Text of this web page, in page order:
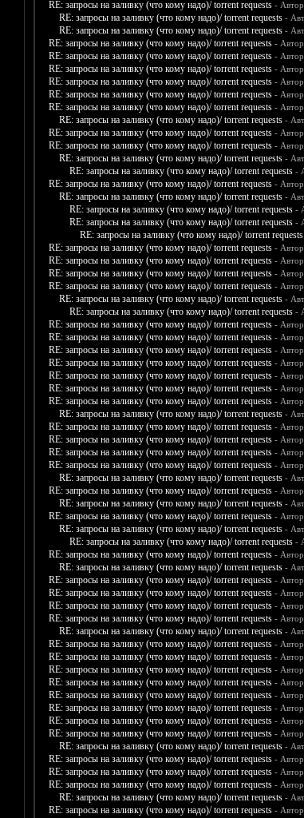
RE: запросы на заливку (что кому надо)/ torrent requests -
RE: запросы на заливку (что кому надо)/ torrent requests -
RE: запросы на заливку (что кому надо)/ torrent requests -
RE: запросы на заливку (что кому надо)/ torrent requests -
RE: запросы на заливку (что кому надо)/ torrent requests -
RE: запросы на заливку (что кому надо)/ torrent requests -
RE: запросы на заливку (что кому надо)/ torrent requests -
RE: запросы на заливку (что кому надо)/ torrent requests -
RE: запросы на заливку (что кому надо)/ torrent requests -
RE: запросы на заливку (что кому надо)/ torrent requests -
RE: запросы на заливку (что кому надо)/ torrent requests -
RE: запросы на заливку (что кому надо)/ torrent requests -
RE: запросы на заливку (что кому надо)/ torrent requests -
RE: запросы на заливку (что кому надо)/ torrent requests -
RE: запросы на заливку (что кому надо)/ torrent requests -
RE: запросы на заливку (что кому надо)/ torrent requests -
RE: запросы на заливку (что кому надо)/ torrent requests -
RE: запросы на заливку (что кому надо)/ torrent requests -
RE: запросы на заливку (что кому надо)/ torrent requests
RE: запросы на заливку (что кому надо)/ torrent requests -
RE: запросы на заливку (что кому надо)/ torrent requests -
RE: запросы на заливку (что кому надо)/ torrent requests -
RE: запросы на заливку (что кому надо)/ torrent requests -
RE: запросы на заливку (что кому надо)/ torrent requests -
RE: запросы на заливку (что кому надо)/ torrent requests -
RE: запросы на заливку (что кому надо)/ torrent requests -
RE: запросы на заливку (что кому надо)/ torrent requests -
RE: запросы на заливку (что кому надо)/ torrent requests -
RE: запросы на заливку (что кому надо)/ torrent requests -
RE: запросы на заливку (что кому надо)/ torrent requests -
RE: запросы на заливку (что кому надо)/ torrent requests -
RE: запросы на заливку (что кому надо)/ torrent requests -
RE: запросы на заливку (что кому надо)/ torrent requests -
RE: запросы на заливку (что кому надо)/ torrent requests -
RE: запросы на заливку (что кому надо)/ torrent requests -
RE: запросы на заливку (что кому надо)/ torrent requests -
RE: запросы на заливку (что кому надо)/ torrent requests -
RE: запросы на заливку (что кому надо)/ torrent requests -
RE: запросы на заливку (что кому надо)/ torrent requests -
RE: запросы на заливку (что кому надо)/ torrent requests -
RE: запросы на заливку (что кому надо)/ torrent requests -
RE: запросы на заливку (что кому надо)/ torrent requests -
RE: запросы на заливку (что кому надо)/ torrent requests -
RE: запросы на заливку (что кому надо)/ torrent requests -
RE: запросы на заливку (что кому надо)/ torrent requests -
RE: запросы на заливку (что кому надо)/ torrent requests -
RE: запросы на заливку (что кому надо)/ torrent requests -
RE: запросы на заливку (что кому надо)/ torrent requests -
RE: запросы на заливку (что кому надо)/ torrent requests -
RE: запросы на заливку (что кому надо)/ torrent requests -
RE: запросы на заливку (что кому надо)/ torrent requests -
RE: запросы на заливку (что кому надо)/ torrent requests -
RE: запросы на заливку (что кому надо)/ torrent requests -
RE: запросы на заливку (что кому надо)/ torrent requests -
RE: запросы на заливку (что кому надо)/ torrent requests -
RE: запросы на заливку (что кому надо)/ torrent requests -
RE: запросы на заливку (что кому надо)/ torrent requests -
RE: запросы на заливку (что кому надо)/ torrent requests -
RE: запросы на заливку (что кому надо)/ torrent requests -
RE: запросы на заливку (что кому надо)/ torrent requests -
RE: запросы на заливку (что кому надо)/ torrent requests -
RE: запросы на заливку (что кому надо)/ torrent requests -
RE: запросы на заливку (что кому надо)/ torrent requests -
RE: запросы на заливку (что кому надо)/ torrent requests -